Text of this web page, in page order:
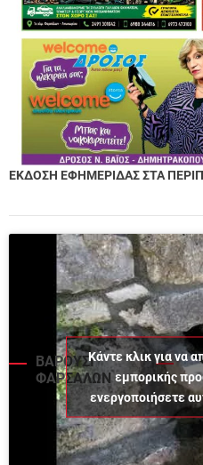
ΕΚΔΟΣΗ ΕΦΗΜΕΡΙΔΑΣ ΣΤΑ
ΒΑΡΟΥΣΙ
ΦΑΡΣΑΛΩΝ
Κάντε κλικ για να
εμπορικής
ενεργοποιήσετε